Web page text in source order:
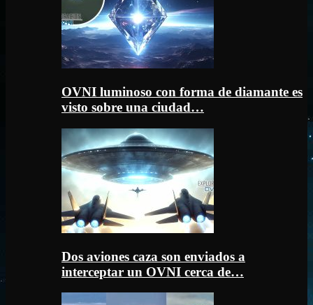
OVNI luminoso con forma de diamante es
visto sobre una ciudad…
Dos aviones caza son enviados a
interceptar un OVNI cerca de…